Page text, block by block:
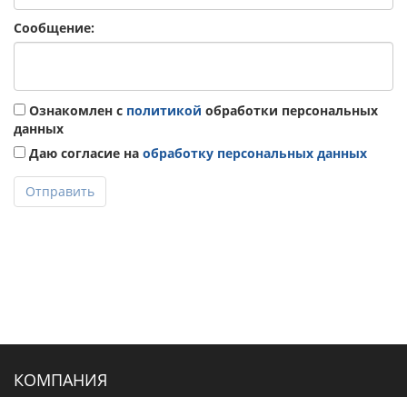
Сообщение:
Ознакомлен с политикой обработки персональных
данных
Даю согласие на обработку персональных данных
Отправить
КОМПАНИЯ